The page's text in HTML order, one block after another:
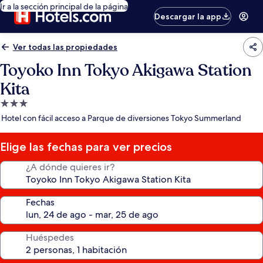
Ir a la sección principal de la página
Descargar la app
Ver todas las propiedades
Toyoko Inn Tokyo Akigawa Station
Kita
Propiedad
de
estrellas
Hotel con fácil acceso a Parque de diversiones Tokyo Summerland
Elige las fechas para ver precios
¿A dónde quieres ir?
Fechas
Huéspedes